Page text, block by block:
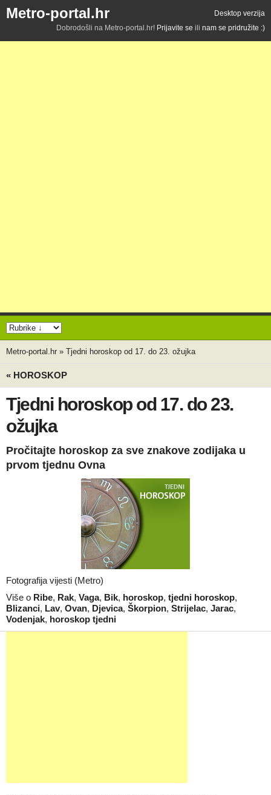
Metro-portal.hr
Desktop verzija
Dobrodošli na Metro-portal.hr! Prijavite se ili nam se pridružite :)
Metro-portal.hr » Tjedni horoskop od 17. do 23. ožujka
« HOROSKOP
Tjedni horoskop od 17. do 23.
ožujka
Pročitajte horoskop za sve znakove zodijaka u
prvom tjednu Ovna
Fotografija vijesti (Metro)
Više o Ribe, Rak, Vaga, Bik, horoskop, tjedni horoskop,
Blizanci, Lav, Ovan, Djevica, Škorpion, Strijelac, Jarac,
Vodenjak, horoskop tjedni